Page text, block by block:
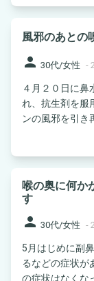
風邪のあとの
person 30代/女性 -
４月２０日に鼻
れ、抗生剤を服
ンの風邪を引き
喉の奥に何か
す
person 30代/女性 -
5月はじめに副
るなどの症状が
の症状はなくな